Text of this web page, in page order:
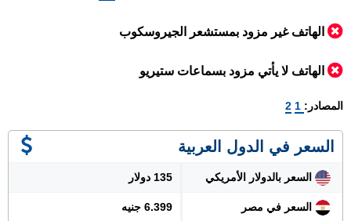
الهاتف غير مزود بمستشعر الجيروسكوب
الهاتف لا يأتي مزود بسماعات ستيريو
المصادر: 2
السعر في الدول العربية
السعر بالدولار الأمريكي 135 دولار
السعر في مصر 6.399 جنيه